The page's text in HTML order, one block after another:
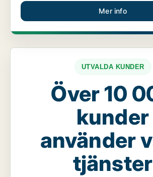
Mer info
UTVALDA KUNDER
Över 10
kunder
använder
tjänster